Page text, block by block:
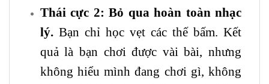
Thái cực 2: Bỏ qua hoàn toàn nhạc
lý.Bạn chỉ học vẹt các thế bấm. Kết
quả là bạn chơi được vài bài, nhưng
không hiểu mình đang chơi gì, không